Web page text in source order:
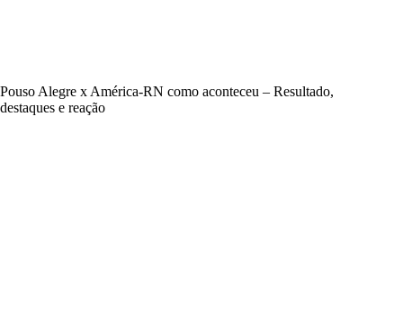
Pouso Alegre x América-RN como aconteceu – Resultado,
destaques e reação